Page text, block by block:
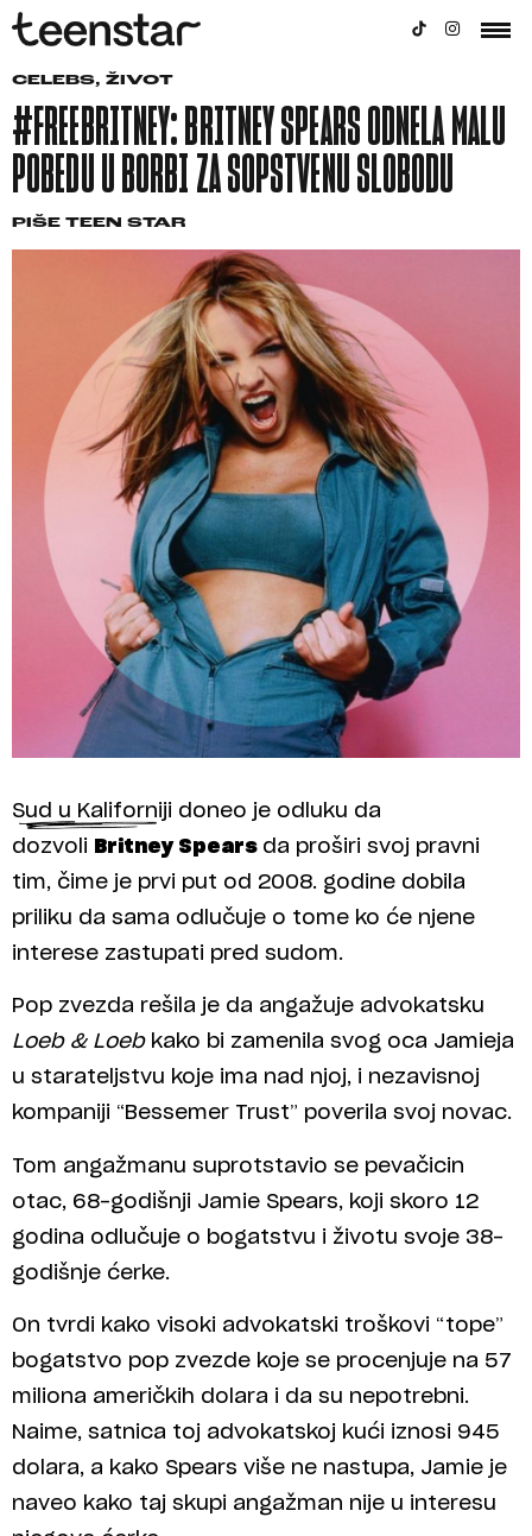
CELEBS, ŽIVOT
#FREEBRITNEY: BRITNEY SPEARS ODNELA MALU
POBEDU U BORBI ZA SOPSTVENU SLOBODU
PIŠE TEEN STAR
Sud u Kaliforniji doneo je odluku da
dozvoli
Britney Spears da proširi svoj pravni
tim, čime je prvi put od 2008. godine dobila
priliku da sama odlučuje o tome ko će njene
interese zastupati pred sudom.
Pop zvezda rešila je da angažuje advokatsku
Loeb & Loebkako bi zamenila svog oca Jamieja
u starateljstvu koje ima nad njoj, i nezavisnoj
kompaniji “Bessemer Trust” poverila svoj novac.
Tom angažmanu suprotstavio se pevačicin
otac, 68-godišnji Jamie Spears, koji skoro 12
godina odlučuje o bogatstvu i životu svoje 38-
godišnje ćerke.
On tvrdi kako visoki advokatski troškovi “tope”
bogatstvo pop zvezde koje se procenjuje na 57
miliona američkih dolara i da su nepotrebni.
Naime, satnica toj advokatskoj kući iznosi 945
dolara, a kako Spears više ne nastupa, Jamie je
naveo kako taj skupi angažman nije u interesu